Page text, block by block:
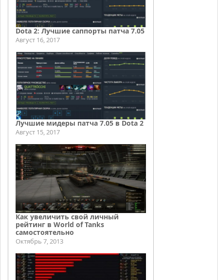
Dota 2: Лучшие саппорты патча 7.05
Август 16, 2017
Лучшие мидеры патча 7.05 в Dota 2
Август 15, 2017
Как увеличить свой личный
рейтинг в World of Tanks
самостоятельно
Октябрь 7, 2013